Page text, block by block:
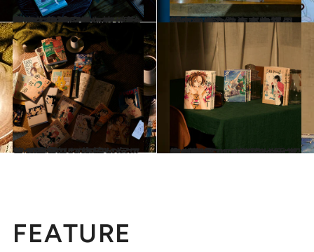
2023.9.7
【CREA夜ふかしマンガ大賞2023】今年のベスト10発表＜後篇＞鳥なの…？謎の生物の日常に皆が夢中
カルチャー 2023.9.7
「夜ふかしマンガ大賞2023」第1位！ モテる男子のままならぬ恋物語 『いやはや熱海くん』の魅力とは？
カルチャー
2022.9.18
第1回「CREA夜ふかしマンガ大賞」 2022年のベスト10発表！〈後篇〉 気になる第1位は―!?
カルチャー 2022.9.17
第1回「CREA夜ふかしマンガ大賞」 2022年のベスト10発表！〈前篇〉 受賞作5位から10位を一挙に紹介
カルチャー
FEATURE